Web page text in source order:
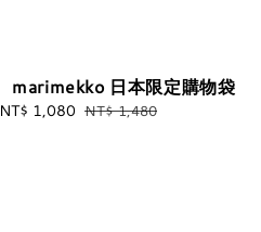
marimekko 日本限定購物袋
Sale
NT$ 1,080 Regular
NT$ 1,480